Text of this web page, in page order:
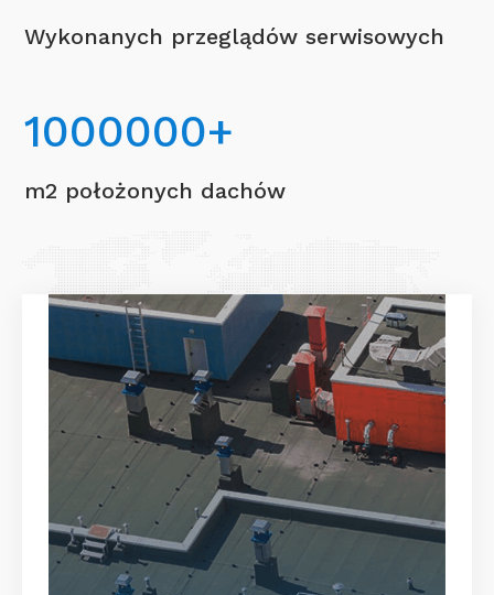
Wykonanych przeglądów serwisowych
1000000+
m2 położonych dachów